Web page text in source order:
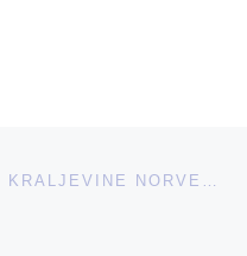
POSJETA AMBASADORICE KRALJEVINE NORVEŠKE UDRUŽENJU LAN